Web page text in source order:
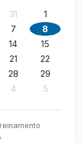
31
1
7
8
14
15
21
22
28
29
4 5